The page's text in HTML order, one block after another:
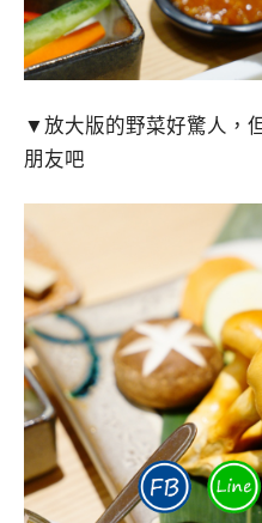
▼放大版的野菜好驚人，
朋友吧